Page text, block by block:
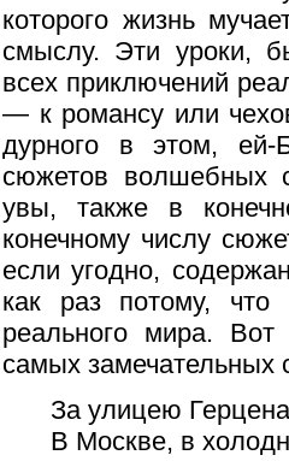
которого жизнь
смыслу. Эти уроки,
всех приключений
— к романсу или
дурного в этом, ей-
сюжетов волшебных
увы, также в
конечному числу
если угодно,
как раз потому, что
реального мира.
самых замечательных
За улицею
В Москве, в